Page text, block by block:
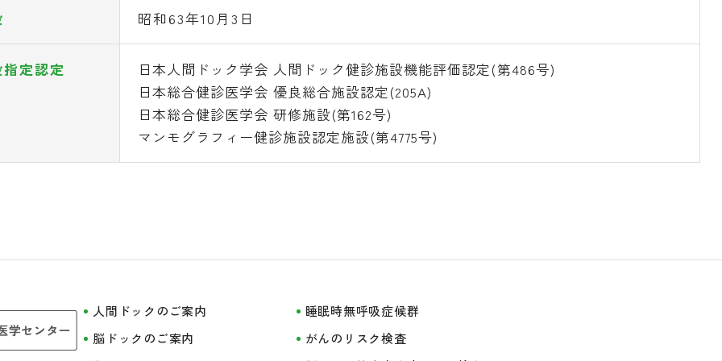
昭和63年10月3日
定認定
日本人間ドック学会 人間ドック健診施設機能評価認定(第486号)
日本総合健診医学会 優良総合施設認定(205A)
日本総合健診医学会 研修施設(第162号)
マンモグラフィー健診施設認定施設(第4775号)
人間ドックのご案内
脳ドックのご案内
睡眠時無呼吸症候群
がんのリスク検査